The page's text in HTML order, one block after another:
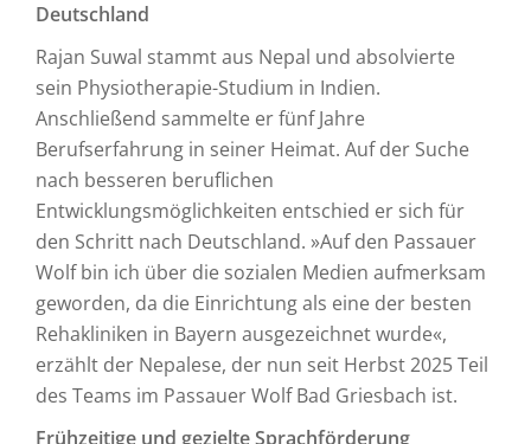
Deutschland
Rajan Suwal stammt aus Nepal und absolvierte
sein Physiotherapie-Studium in Indien.
Anschließend sammelte er fünf Jahre
Berufserfahrung in seiner Heimat. Auf der Suche
nach besseren beruflichen
Entwicklungsmöglichkeiten entschied er sich für
den Schritt nach Deutschland. »Auf den Passauer
Wolf bin ich über die sozialen Medien aufmerksam
geworden, da die Einrichtung als eine der besten
Rehakliniken in Bayern ausgezeichnet wurde«,
erzählt der Nepalese, der nun seit Herbst 2025 Teil
des Teams im Passauer Wolf Bad Griesbach ist.
Frühzeitige und gezielte Sprachförderung